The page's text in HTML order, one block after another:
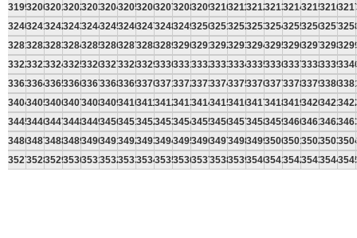
319932003201320232033204320532063207320832093210321132123213321432153216
324032413242324332443245324632473248324932503251325232533254325532563257
328132823283328432853286328732883289329032913292329332943295329632973298
332233233324332533263327332833293330333133323333333433353336333733383339
336333643365336633673368336933703371337233733374337533763377337833793380
340434053406340734083409341034113412341334143415341634173418341934203421
344534463447344834493450345134523453345434553456345734583459346034613462
348634873488348934903491349234933494349534963497349834993500350135023503
352735283529353035313532353335343535353635373538353935403541354235433544